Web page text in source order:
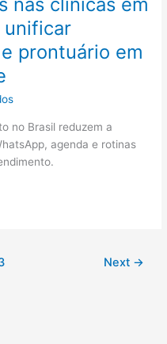
nas clínicas em
unificar
prontuário em
no Brasil reduzem a
agenda e rotinas
Next →